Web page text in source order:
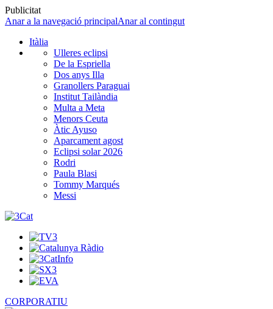
Publicitat
Anar a la navegació principalAnar al contingut
Itàlia
Ulleres eclipsi
De la Espriella
Dos anys Illa
Granollers Paraguai
Institut Tailàndia
Multa a Meta
Menors Ceuta
Àtic Ayuso
Aparcament agost
Eclipsi solar 2026
Rodri
Paula Blasi
Tommy Marqués
Messi
CORPORATIU